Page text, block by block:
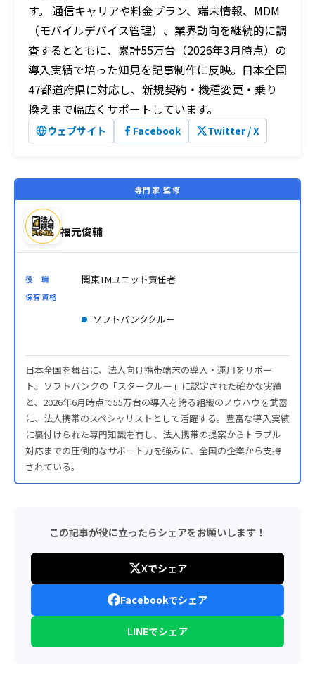
す。 通信キャリアや料金プラン、端末情報、MDM
（モバイルデバイス管理）、業界動向を継続的に調
査するとともに、累計55万台（2026年3月時点）の
導入実績で培った知見を記事制作に反映。日本全国
47都道府県に対応し、新規契約・機種変更・乗り
換えまで幅広くサポートしています。
ウェブサイト Facebook Twitter / X
専門家 監修
福元俊輔
役 職 関東TMユニット責任者
保有資格
ソフトバンククルー
日本全国を舞台に、法人向け携帯端末の導入・運用をサポー
ト。ソフトバンクの「スタークルー」に認定された確かな実績
と、2026年6月時点で55万台の導入を誇る組織のノウハウを武器
に、法人携帯のスペシャリストとして活躍する。豊富な導入実績
に裏付けられた専門知識を有し、法人携帯の提案からトラブル
対応までの圧倒的なサポート力を強みに、全国の企業から支持
されている。
この記事が役に立ったらシェアをお願いします！
Xでシェア
Facebookでシェア
LINEでシェア